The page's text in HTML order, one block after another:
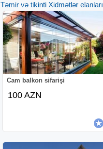
Təmir və tikinti Xidmətlər elanları
Cam balkon sifarişi
100 AZN